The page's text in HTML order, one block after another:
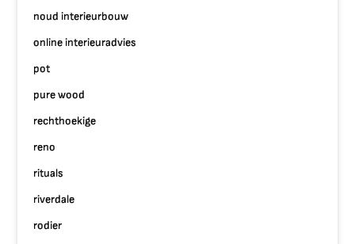
noud interieurbouw
online interieuradvies
pot
pure wood
rechthoekige
reno
rituals
riverdale
rodier